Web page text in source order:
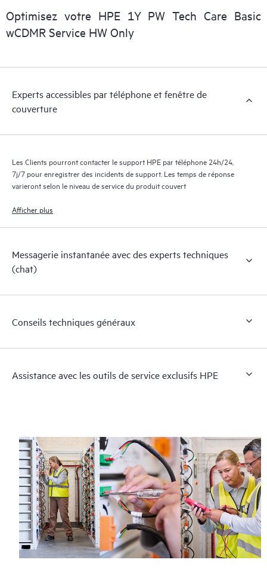
numérique personnalisée et optimisée qui fournit des données
exploitables sur des cas de service de produits HPE et des
contrats de support couverts par le service HPE Tech Care. Les
les différents produits installés dans leur environnement et en
nouveaux outils en libre-service permettent aux Clients
d’effectuer certaines activités sans avoir à ouvrir un incident de
opérationnelle et l’optimisation des performances de la
périphérie au cloud.
Optimisez votre HPE 1Y PW Tech Care Basic
wCDMR Service HW Only
Experts accessibles par téléphone et fenêtre de
couverture
Les Clients pourront contacter le support HPE par téléphone 24h/24,
7j/7 pour enregistrer des incidents de support. Les temps de réponse
varieront selon le niveau de service du produit couvert
Afficher plus
Messagerie instantanée avec des experts techniques
(chat)
Conseils techniques généraux
Assistance avec les outils de service exclusifs HPE